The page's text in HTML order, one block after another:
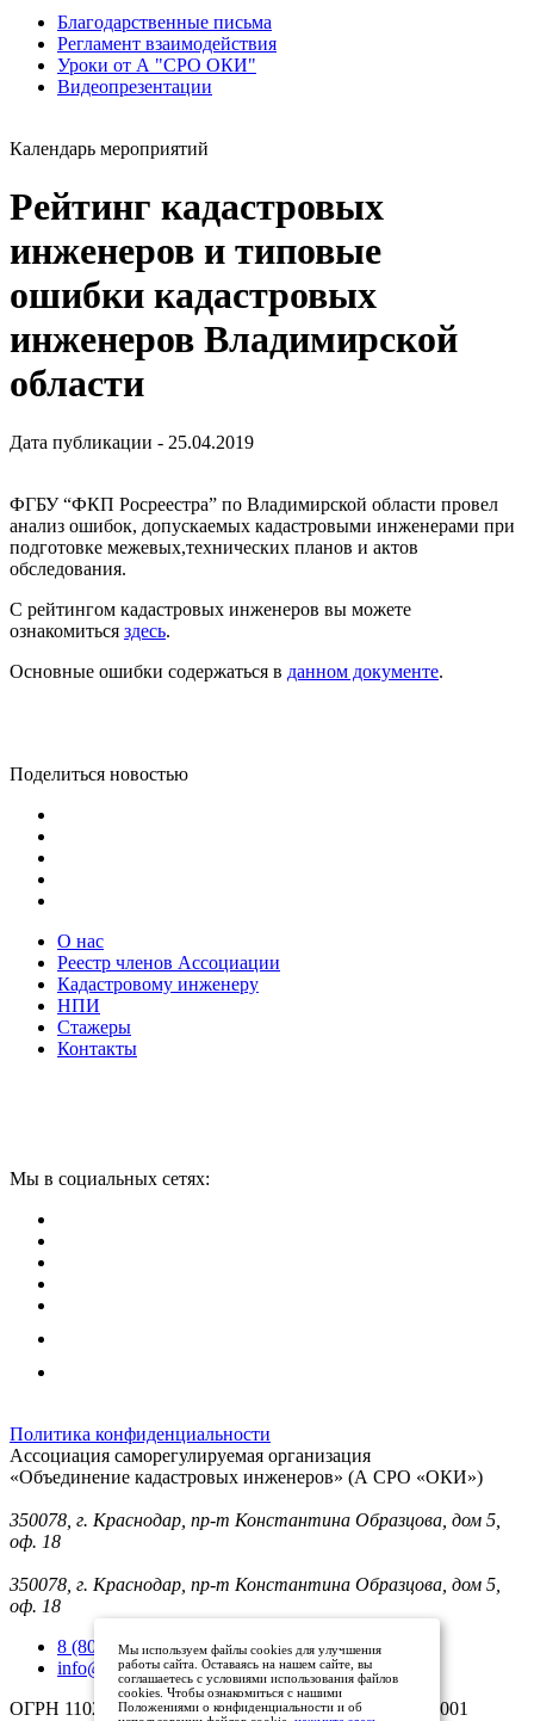
Благодарственные письма
Регламент взаимодействия
Уроки от А "СРО ОКИ"
Видеопрезентации
Календарь мероприятий
Рейтинг кадастровых
инженеров и типовые
ошибки кадастровых
инженеров Владимирской
области
Дата публикации - 25.04.2019
ФГБУ “ФКП Росреестра” по Владимирской области провел
анализ ошибок, допускаемых кадастровыми инженерами при
подготовке межевых,технических планов и актов
обследования.
С рейтингом кадастровых инженеров вы можете
ознакомиться здесь.
Основные ошибки содержаться в данном документе.
Поделиться новостью
О нас
Реестр членов Ассоциации
Кадастровому инженеру
НПИ
Стажеры
Контакты
Мы в социальных сетях:
Политика конфиденциальности
Ассоциация саморегулируемая организация
«Объединение кадастровых инженеров» (А СРО «ОКИ»)
350078, г. Краснодар, пр-т Константина Образцова, дом 5,
оф. 18
350078, г. Краснодар, пр-т Константина Образцова, дом 5,
оф. 18
8 (800) 101 33 08
info@mysroki.ru
ОГРН 1102300003079 ИНН 2311126810/КПП 231101001
Мы используем файлы cookies для улучшения
работы сайта. Оставаясь на нашем сайте, вы
соглашаетесь с условиями использования файлов
cookies. Чтобы ознакомиться с нашими
Положениями о конфиденциальности и об